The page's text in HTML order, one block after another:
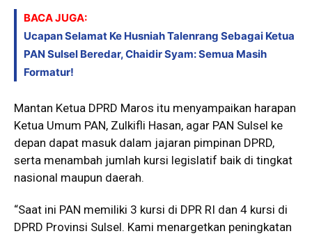
BACA JUGA:
Ucapan Selamat Ke Husniah Talenrang Sebagai Ketua
PAN Sulsel Beredar, Chaidir Syam: Semua Masih
Formatur!
Mantan Ketua DPRD Maros itu menyampaikan harapan
Ketua Umum PAN, Zulkifli Hasan, agar PAN Sulsel ke
depan dapat masuk dalam jajaran pimpinan DPRD,
serta menambah jumlah kursi legislatif baik di tingkat
nasional maupun daerah.
“Saat ini PAN memiliki 3 kursi di DPR RI dan 4 kursi di
DPRD Provinsi Sulsel. Kami menargetkan peningkatan